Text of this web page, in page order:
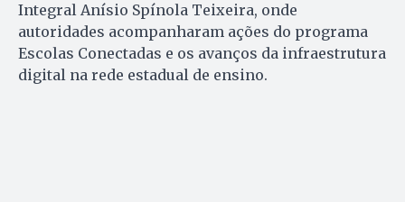
Integral Anísio Spínola Teixeira, onde
autoridades acompanharam ações do programa
Escolas Conectadas e os avanços da infraestrutura
digital na rede estadual de ensino.